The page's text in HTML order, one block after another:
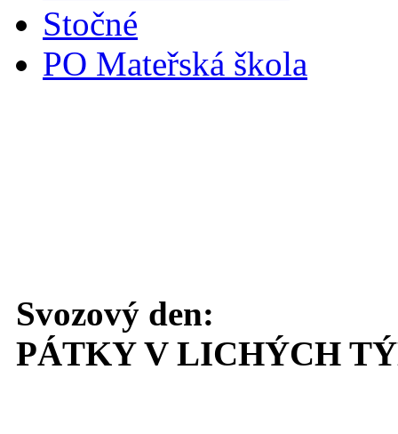
Stočné
PO Mateřská škola
Svozový den:
PÁTKY V LICHÝCH